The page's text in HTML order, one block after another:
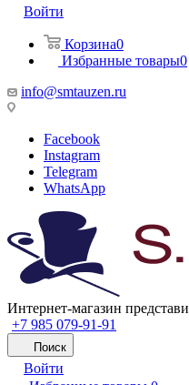
Войти
Корзина0
Избранные товары0
info@smtauzen.ru
Facebook
Instagram
Telegram
WhatsApp
Интернет-магазин
+7 985 079-91-91
Поиск
Войти